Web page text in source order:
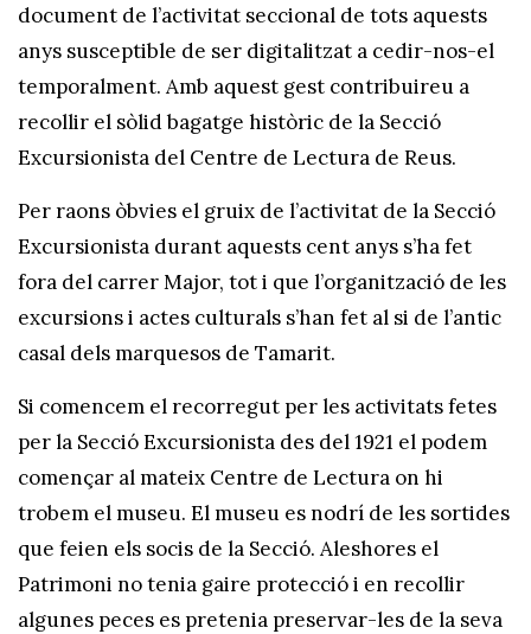
document de l’activitat seccional de tots aquests
anys susceptible de ser digitalitzat a cedir-nos-el
temporalment. Amb aquest gest contribuireu a
recollir el sòlid bagatge històric de la Secció
Excursionista del Centre de Lectura de Reus.
Per raons òbvies el gruix de l’activitat de la Secció
Excursionista durant aquests cent anys s’ha fet
fora del carrer Major, tot i que l’organització de les
excursions i actes culturals s’han fet al si de l’antic
casal dels marquesos de Tamarit.
Si comencem el recorregut per les activitats fetes
per la Secció Excursionista des del 1921 el podem
començar al mateix Centre de Lectura on hi
trobem el museu. El museu es nodrí de les sortides
que feien els socis de la Secció. Aleshores el
Patrimoni no tenia gaire protecció i en recollir
algunes peces es pretenia preservar-les de la seva